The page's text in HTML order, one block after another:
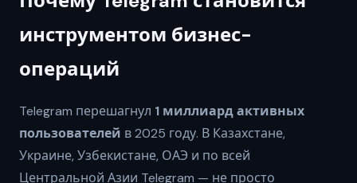
инструментом бизнес-
операций
Telegram перешагнул 1 миллиард активных
пользователей в 2025 году. В Казахстане,
Украине, Узбекистане, ОАЭ и по всей
Центральной Азии Telegram — не просто